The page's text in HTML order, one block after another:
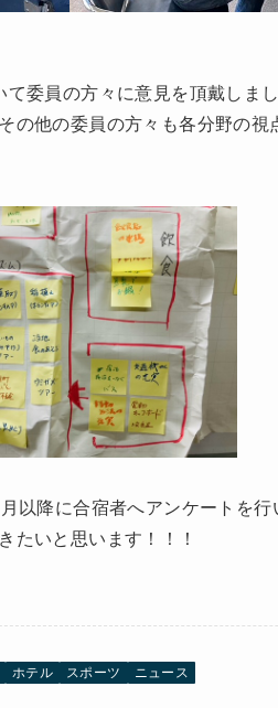
委員の方々に意見を頂戴しまし
他の委員の方々も各分野の
以降に合宿者へアンケートを
たいと思います！！！
ホテル スポーツ ニュース